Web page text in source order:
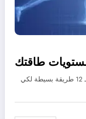
لتعزيز الطاقة والتغلب على التعب.. عليك بـ 12 طريقة بسيطة لكي